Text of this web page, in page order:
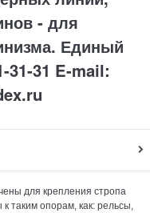
- для
Единый
31-31 E-mail:
для крепления стропа
таким опорам, как: рельсы,